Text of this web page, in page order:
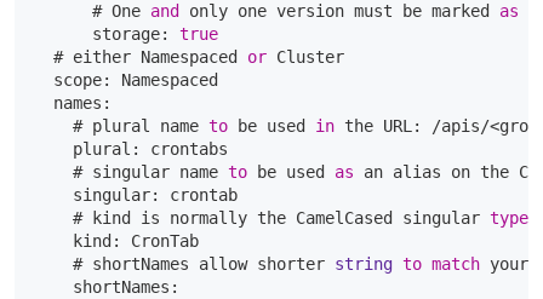
      # One
and only one version must be marked as
      storage:
true
  # either Namespaced
or Cluster
  scope: Namespaced
  names:
    # plural name
to be used in the URL: /apis/
    plural: crontabs
    # singular name
to be used as an alias on the
    singular: crontab
    # kind is normally the CamelCased singular
type
    kind: CronTab
    # shortNames allow shorter
string to match your
    shortNames: